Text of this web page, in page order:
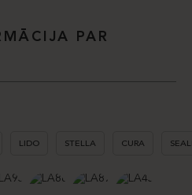
PAR
LIDO STELLA CURA